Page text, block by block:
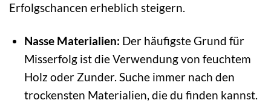
Erfolgschancen erheblich steigern.
Nasse Materialien: Der häufigste Grund für
Misserfolg ist die Verwendung von feuchtem
Holz oder Zunder. Suche immer nach den
trockensten Materialien, die du finden kannst.